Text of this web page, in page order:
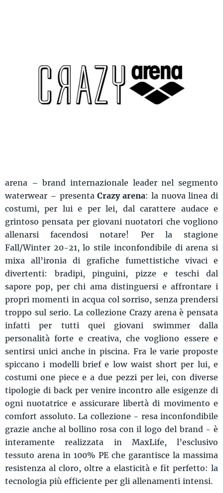
arena – brand internazionale leader nel segmento
waterwear – presentaCrazy arena: la nuova linea di
costumi, per lui e per lei, dal carattere audace e
grintoso pensata per giovani nuotatori che vogliono
allenarsi facendosi notare! Per la stagione
Fall/Winter 20-21, lo stile inconfondibile di arena si
mixa all’ironia di grafiche fumettistiche vivaci e
divertenti: bradipi, pinguini, pizze e teschi dal
sapore pop, per chi ama distinguersi e affrontare i
propri momenti in acqua col sorriso, senza prendersi
troppo sul serio. La collezione Crazy arena è pensata
infatti per tutti quei giovani swimmer dalla
personalità forte e creativa, che vogliono essere e
sentirsi unici anche in piscina. Fra le varie proposte
spiccano i modelli brief e low waist short per lui, e
costumi one piece e a due pezzi per lei, con diverse
tipologie di back per venire incontro alle esigenze di
ogni nuotatrice e assicurare libertà di movimento e
comfort assoluto. La collezione - resa inconfondibile
grazie anche al bollino rosa con il logo del brand - è
interamente realizzata in MaxLife, l’esclusivo
tessuto arena in 100% PE che garantisce la massima
resistenza al cloro, oltre a elasticità e fit perfetto: la
tecnologia più efficiente per gli allenamenti intensi.